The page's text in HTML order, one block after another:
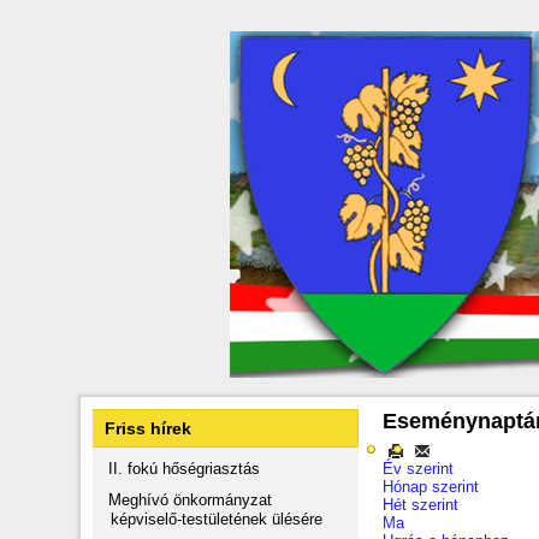
Friss hírek
II. fokú hőségriasztás
Meghívó önkormányzat
képviselő-testületének ülésére
Év szerint
Hónap szerint
Hét szerint
Ma